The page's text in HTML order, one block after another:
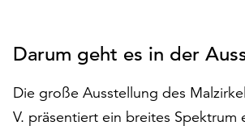
zu
anonymen
Statistikzwecken
genutzt
werden.
Darum geht es in der
Die große Ausstellung des
V. präsentiert ein breites Spektrum